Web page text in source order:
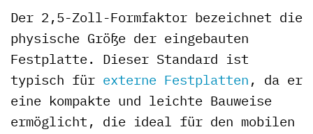
Der 2,5-Zoll-Formfaktor bezeichnet die
physische Größe der eingebauten
Festplatte. Dieser Standard ist
typisch für externe Festplatten , da er
eine kompakte und leichte Bauweise
ermöglicht, die ideal für den mobilen